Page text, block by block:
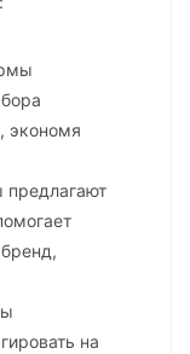
экономя
предлагают
на